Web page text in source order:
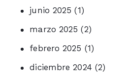
junio 2025 (1)
marzo 2025 (2)
febrero 2025 (1)
diciembre 2024 (2)